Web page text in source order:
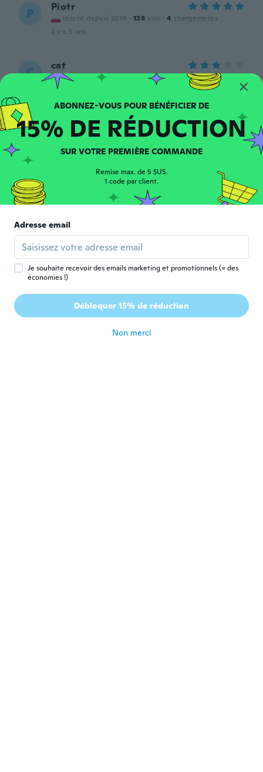
P Piotr
Inscrit depuis 2019 · 128 avis · 4 chargements
il y a 5 ans
C cat
Inscrit depuis 2018
il y a 5 ans
대 대현
Inscrit depuis 2020 ·
avis
B Inscrit depuis 2020
avis
il y a 5 ans
B Bubba
Inscrit depuis 2016 · 4 avis
Jabran
Inscrit depuis 2018 · 20 avis · 1 chargements
15% DE RÉDUCTION
SUR VOTRE PREMIÈRE COMMANDE
Remise max. de 5 $US.
1 code par client.
Adresse email
Je souhaite recevoir des emails marketing et promotionnels (= des
économies !)
Débloquer 15% de réduction
Non merci